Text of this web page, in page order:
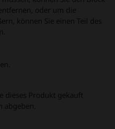
oder um die
können Sie einen Teil des
dieses Produkt gekauft
abgeben.